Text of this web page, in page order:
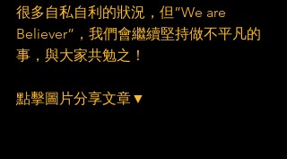
很多自私自利的狀況，但”We are
Believer”，我們會繼續堅持做不平凡的
事，與大家共勉之！
點擊圖片分享文章▼